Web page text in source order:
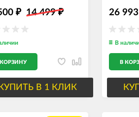
₽ 14 499₽
КОРЗИНУ
КУПИТЬ В 1 КЛИК
26 993
В
В